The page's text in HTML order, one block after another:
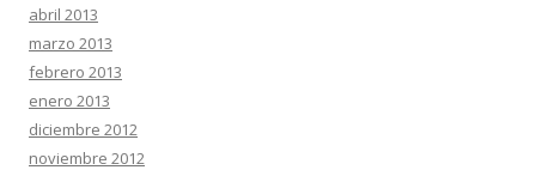
abril 2013
marzo 2013
febrero 2013
enero 2013
diciembre 2012
noviembre 2012